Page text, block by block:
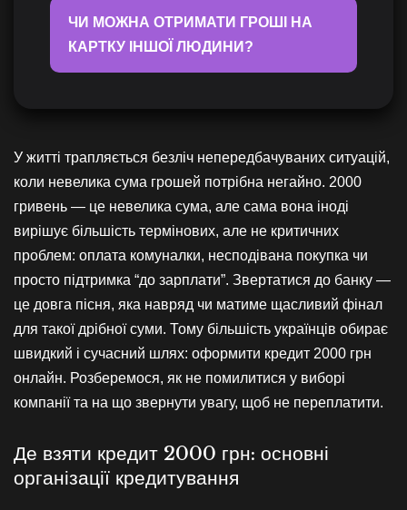
ЧИ МОЖНА ОТРИМАТИ ГРОШІ НА
КАРТКУ ІНШОЇ ЛЮДИНИ?
У житті трапляється безліч непередбачуваних ситуацій,
коли невелика сума грошей потрібна негайно. 2000
гривень — це невелика сума, але сама вона іноді
вирішує більшість термінових, але не критичних
проблем: оплата комуналки, несподівана покупка чи
просто підтримка “до зарплати”. Звертатися до банку —
це довга пісня, яка навряд чи матиме щасливий фінал
для такої дрібної суми. Тому більшість українців обирає
швидкий і сучасний шлях: оформити кредит 2000 грн
онлайн. Розберемося, як не помилитися у виборі
компанії та на що звернути увагу, щоб не переплатити.
Де взяти кредит 2000 грн: основні
організації кредитування